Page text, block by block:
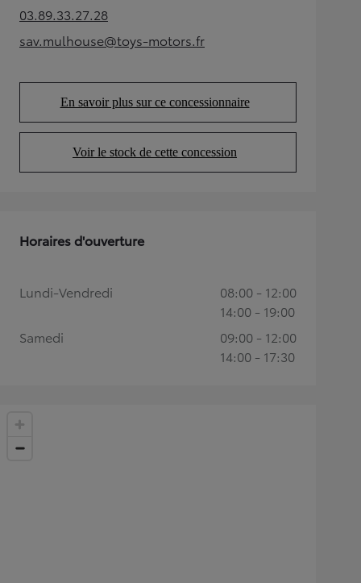
03.89.33.27.28(Opens in new tab)
sav.mulhouse@toys-motors.fr
(Opens in new tab)
En savoir plus sur ce concessionnaire
(Opens in new tab)
Voir le stock de cette concession
(Opens in new tab)
Horaires d'ouverture
Lundi-Vendredi
08:00 - 12:00
14:00 - 19:00
Samedi
09:00 - 12:00
14:00 - 17:30